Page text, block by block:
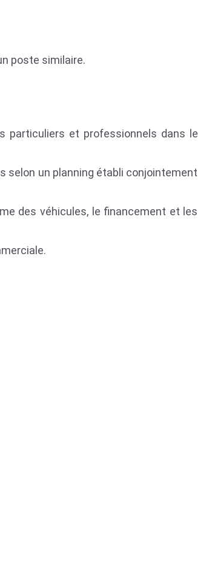
poste similaire.
particuliers et professionnels dans le
selon un planning établi conjointement
des véhicules, le financement et les